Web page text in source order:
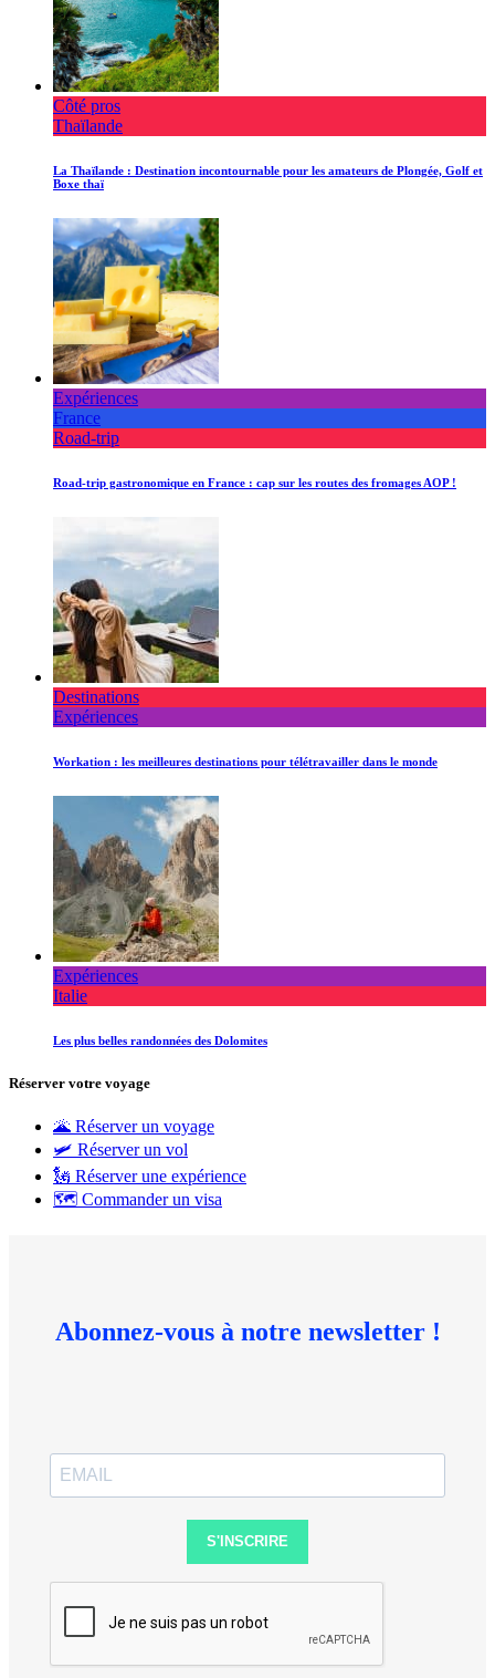
Côté pros
Thaïlande
La Thaïlande : Destination incontournable pour les amateurs de Plongée, Golf et
Boxe thaï
Expériences
France
Road-trip
Road-trip gastronomique en France : cap sur les routes des fromages AOP !
Destinations
Expériences
Workation : les meilleures destinations pour télétravailler dans le monde
Expériences
Italie
Les plus belles randonnées des Dolomites
Réserver votre voyage
🌋 Réserver un voyage
🛩 Réserver un vol
🗽 Réserver une expérience
🗺 Commander un visa
Abonnez-vous à notre newsletter !
S'INSCRIRE